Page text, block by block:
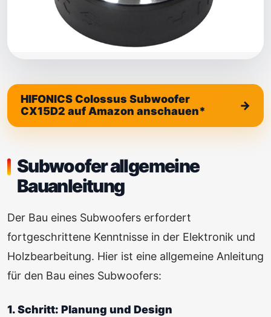
HIFONICS Colossus Subwoofer
CX15D2 auf Amazon anschauen*
Subwoofer allgemeine
Bauanleitung
Der Bau eines Subwoofers erfordert
fortgeschrittene Kenntnisse in der Elektronik und
Holzbearbeitung. Hier ist eine allgemeine Anleitung
für den Bau eines Subwoofers:
1. Schritt: Planung und Design